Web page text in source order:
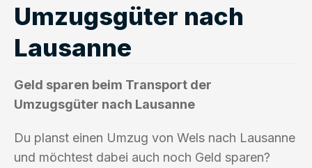
Umzugsgüter nach
Lausanne
Geld sparen beim Transport der
Umzugsgüter nach Lausanne
Du planst einen Umzug von Wels nach Lausanne
und möchtest dabei auch noch Geld sparen?